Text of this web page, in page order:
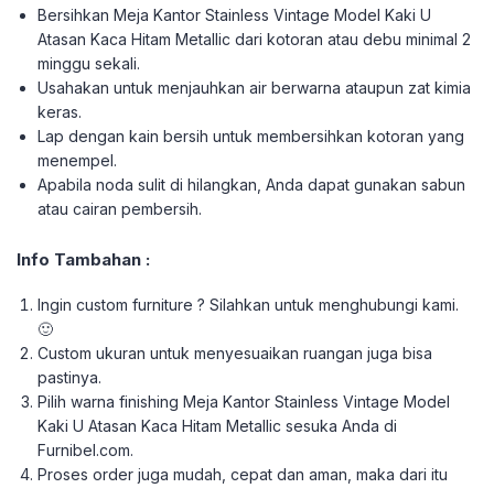
Bersihkan Meja Kantor Stainless Vintage Model Kaki U
Atasan Kaca Hitam Metallic dari kotoran atau debu minimal 2
minggu sekali.
Usahakan untuk menjauhkan air berwarna ataupun zat kimia
keras.
Lap dengan kain bersih untuk membersihkan kotoran yang
menempel.
Apabila noda sulit di hilangkan, Anda dapat gunakan sabun
atau cairan pembersih.
Info Tambahan :
Ingin custom furniture ? Silahkan untuk menghubungi kami.
🙂
Custom ukuran untuk menyesuaikan ruangan juga bisa
pastinya.
Pilih warna finishing Meja Kantor Stainless Vintage Model
Kaki U Atasan Kaca Hitam Metallic sesuka Anda di
Furnibel.com.
Proses order juga mudah, cepat dan aman, maka dari itu